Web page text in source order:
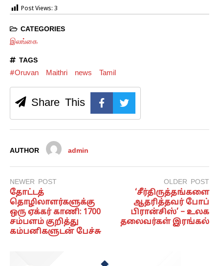
Post Views: 3
CATEGORIES
இலங்கை
TAGS
#Oruvan Maithri news Tamil
Share This
AUTHOR admin
NEWER POST
தோட்டத்
தொழிலாளர்களுக்கு
ஒரு ஏக்கர் காணி: 1700
சம்பளம் குறித்து
கம்பனிகளுடன் பேச்சு
OLDER POST
‘சீர்திருத்தங்களை
ஆதரித்தவர் போப்
பிரான்சிஸ்’ – உலக
தலைவர்கள் இரங்கல்